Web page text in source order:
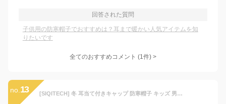
回答された質問
子供用の防寒帽子でおすすめは？耳まで暖かい人気アイテムを知
りたいです
全てのおすすめコメント (1件) >
no. 13 [SIQITECH] 冬 耳当て付きキャップ 防寒帽子 キッズ 男の子 女の子 ふわふわ フライトキャップ 飛行帽 子供 厚手 スエード パイロットハット トラッパーハット 除雪 防風 お出かけ 通学 スキー 登山 アウトドア用 カーキ